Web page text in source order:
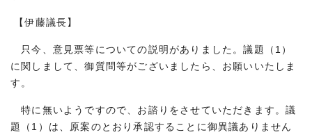
【伊藤議長】
只今、意見票等についての説明がありました。議題（1）
に関しまして、御質問等がございましたら、お願いいたしま
す。
特に無いようですので、お諮りをさせていただきます。議
題（1）は、原案のとおり承認することに御異議ありません